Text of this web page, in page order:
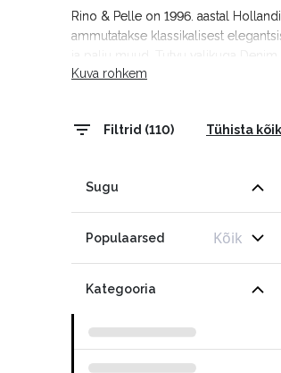
Rino & Pelle on 1996. aastal
ammutatakse klassikalisest
Kuva rohkem
Filtrid (110) Tühista kõik
Sugu
Populaarsed Kõik
Kategooria